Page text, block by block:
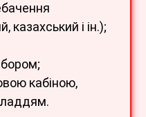
казахський і ін.);
кабіною,